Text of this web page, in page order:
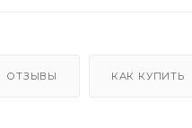
ОТЗЫВЫ КАК КУПИТЬ